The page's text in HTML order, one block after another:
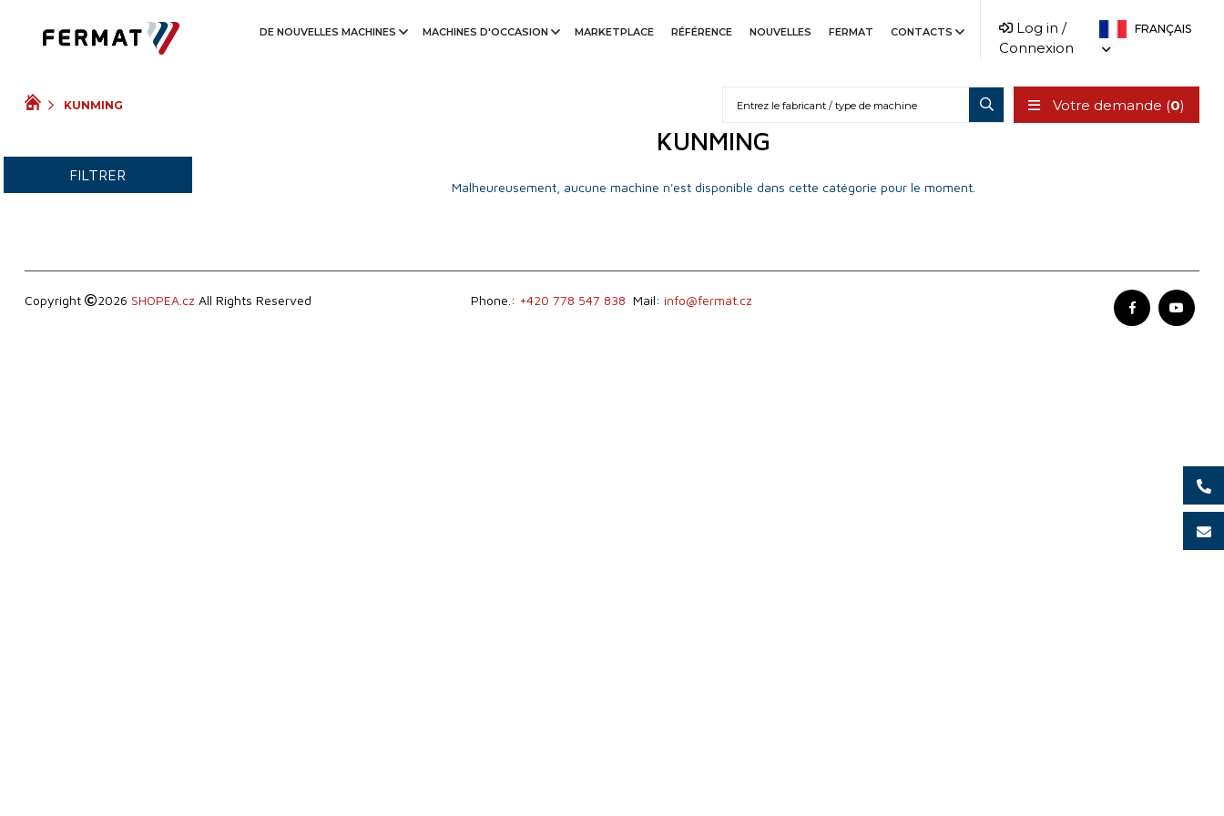
DE NOUVELLES MACHINES MACHINES D'OCCASION MARKETPLACE RÉFÉRENCE NOUVELLES FERMAT CONTACTS
Log in /
Connexion
FRANÇAIS
KUNMING Votre demande (0)
FILTRER
KUNMING
Malheureusement, aucune machine n'est disponible dans cette catégorie pour le moment.
Copyright 2026 SHOPEA.cz All Rights Reserved Phone.: +420 778 547 838 Mail: info@fermat.cz